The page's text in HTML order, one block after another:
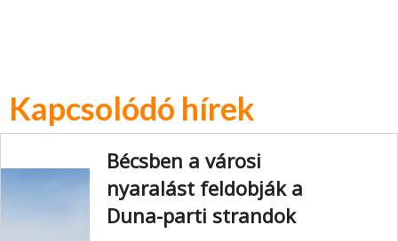
Kapcsolódó hírek
Bécsben a városi
nyaralást feldobják a
Duna-parti strandok